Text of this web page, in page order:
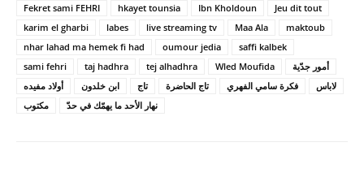
Fekret sami FEHRI
hkayet tounsia Ibn Kholdoun
Jeu dit tout
karim el gharbi
labes live streaming tv Maa Ala
maktoub
nhar lahad ma hemek fi had
oumour jedia
saffi kalbek
sami fehri
taj hadhra tej alhadhra Wled Moufida
أمور جدّية
أولاد مفيده
ابن خلدون تاج تاج الحاضرة فكرة سامي الفهري
لاباس
مكتوب
نهار الأحد ما يهمّك في حدّ